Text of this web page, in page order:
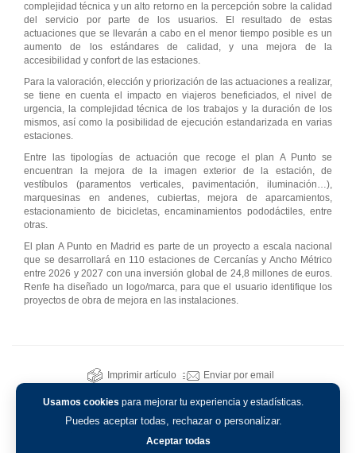
Usamos cookies para mejorar tu experiencia y estadísticas.
Puedes aceptar todas, rechazar o personalizar.
Aceptar todas
complejidad técnica y un alto retorno en la percepción sobre la calidad
del servicio por parte de los usuarios. El resultado de estas
actuaciones que se llevarán a cabo en el menor tiempo posible es un
aumento de los estándares de calidad, y una mejora de la
accesibilidad y confort de las estaciones.
Para la valoración, elección y priorización de las actuaciones a realizar,
se tiene en cuenta el impacto en viajeros beneficiados, el nivel de
urgencia, la complejidad técnica de los trabajos y la duración de los
mismos, así como la posibilidad de ejecución estandarizada en varias
estaciones.
Entre las tipologías de actuación que recoge el plan A Punto se
encuentran la mejora de la imagen exterior de la estación, de
vestíbulos (paramentos verticales, pavimentación, iluminación…),
marquesinas en andenes, cubiertas, mejora de aparcamientos,
estacionamiento de bicicletas, encaminamientos pododáctiles, entre
otras.
El plan A Punto en Madrid es parte de un proyecto a escala nacional
que se desarrollará en 110 estaciones de Cercanías y Ancho Métrico
entre 2026 y 2027 con una inversión global de 24,8 millones de euros.
Renfe ha diseñado un logo/marca, para que el usuario identifique los
proyectos de obra de mejora en las instalaciones.
Imprimir artículo Enviar por email